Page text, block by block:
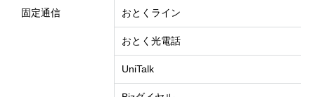
固定通信 おとくライン
おとく光電話
UniTalk